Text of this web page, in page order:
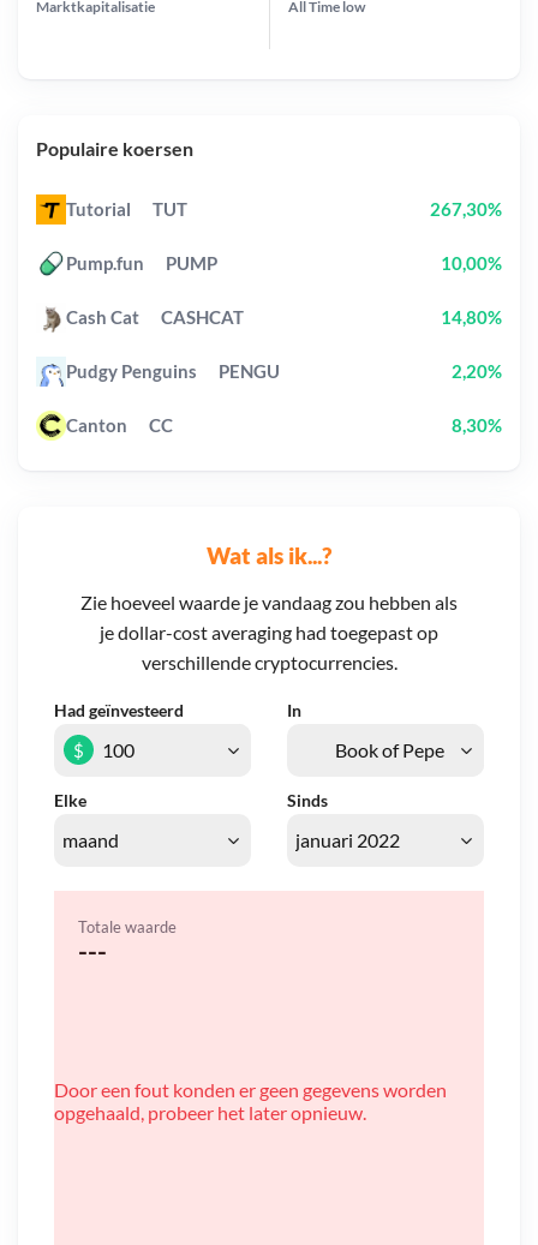
Wat als ik...?
Zie hoeveel waarde je vandaag zou hebben als
je dollar-cost averaging had toegepast op
verschillende cryptocurrencies.
Had geïnvesteerd In
Elke Sinds
$
Totale waarde
---
Door een fout konden er geen gegevens worden
opgehaald, probeer het later opnieuw.
Marktkapitalisatie All Time low
Populaire koersen
Tutorial TUT 267,30%
Pump.fun PUMP 10,00%
Cash Cat CASHCAT 14,80%
Pudgy Penguins PENGU 2,20%
Canton CC 8,30%